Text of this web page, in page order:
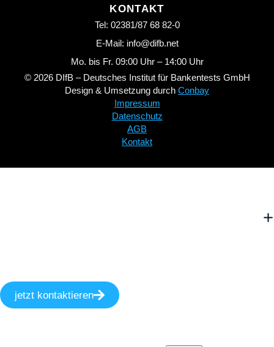
KONTAKT
Tel: 02381/87 68 82-0
E-Mail: info@difb.net
Mo. bis Fr. 09:00 Uhr – 14:00 Uhr
© 2026 DIfB – Deutsches Institut für Bankentests GmbH
Design & Umsetzung durch Conbay
Impressum
Datenschutz
AGB
Kontakt
jetzt kontaktieren